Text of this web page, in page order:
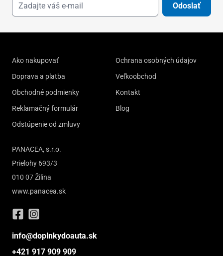
Odoslať
Ako nakupovať
Doprava a platba
Obchodné podmienky
Reklamačný formulár
Odstúpenie od zmluvy
Ochrana osobných údajov
Veľkoobchod
Kontakt
Blog
PANACEA, s.r.o.
Prielohy 693/3
010 07 Žilina
www.panacea.sk
info@doplnkydoauta.sk
+421 917 909 909